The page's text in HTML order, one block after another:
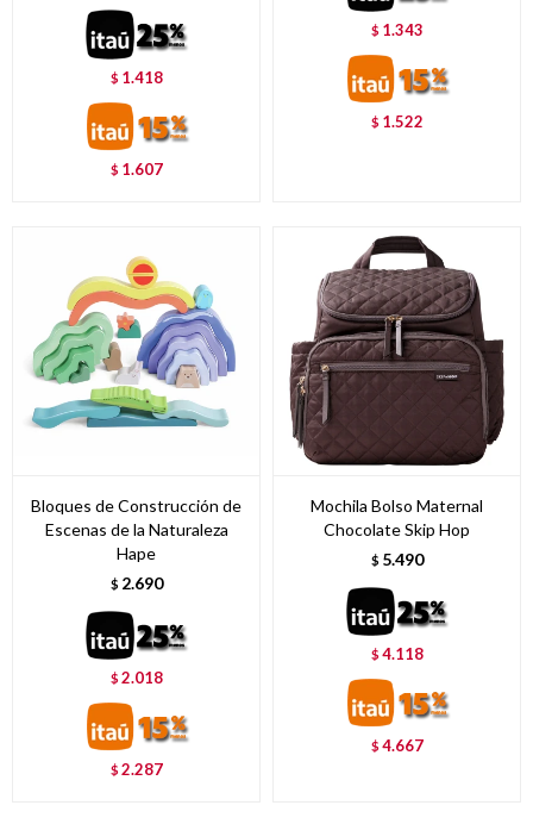
$ 1.418
$ 1.607
$ 1.343
$ 1.522
Bloques de Construcción de
Escenas de la Naturaleza
Hape
$ 2.690
$2.018
$2.287
Mochila Bolso Maternal
Chocolate Skip Hop
$ 5.490
$4.118
$4.667